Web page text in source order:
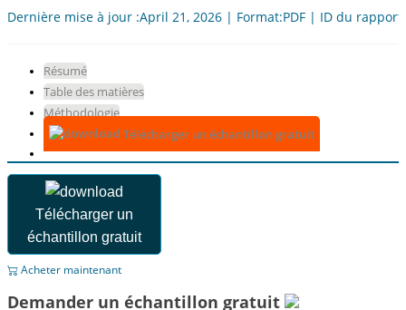
Dernière mise à jour :April 21, 2026 | Format:PDF | ID du
Résumé
Table des matières
Méthodologie
Télécharger un échantillon gratuit
Télécharger un
échantillon gratuit
Acheter maintenant
Demander un échantillon gratuit